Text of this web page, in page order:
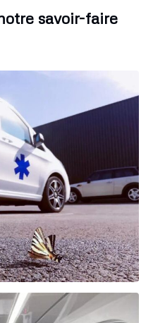
savoir-faire